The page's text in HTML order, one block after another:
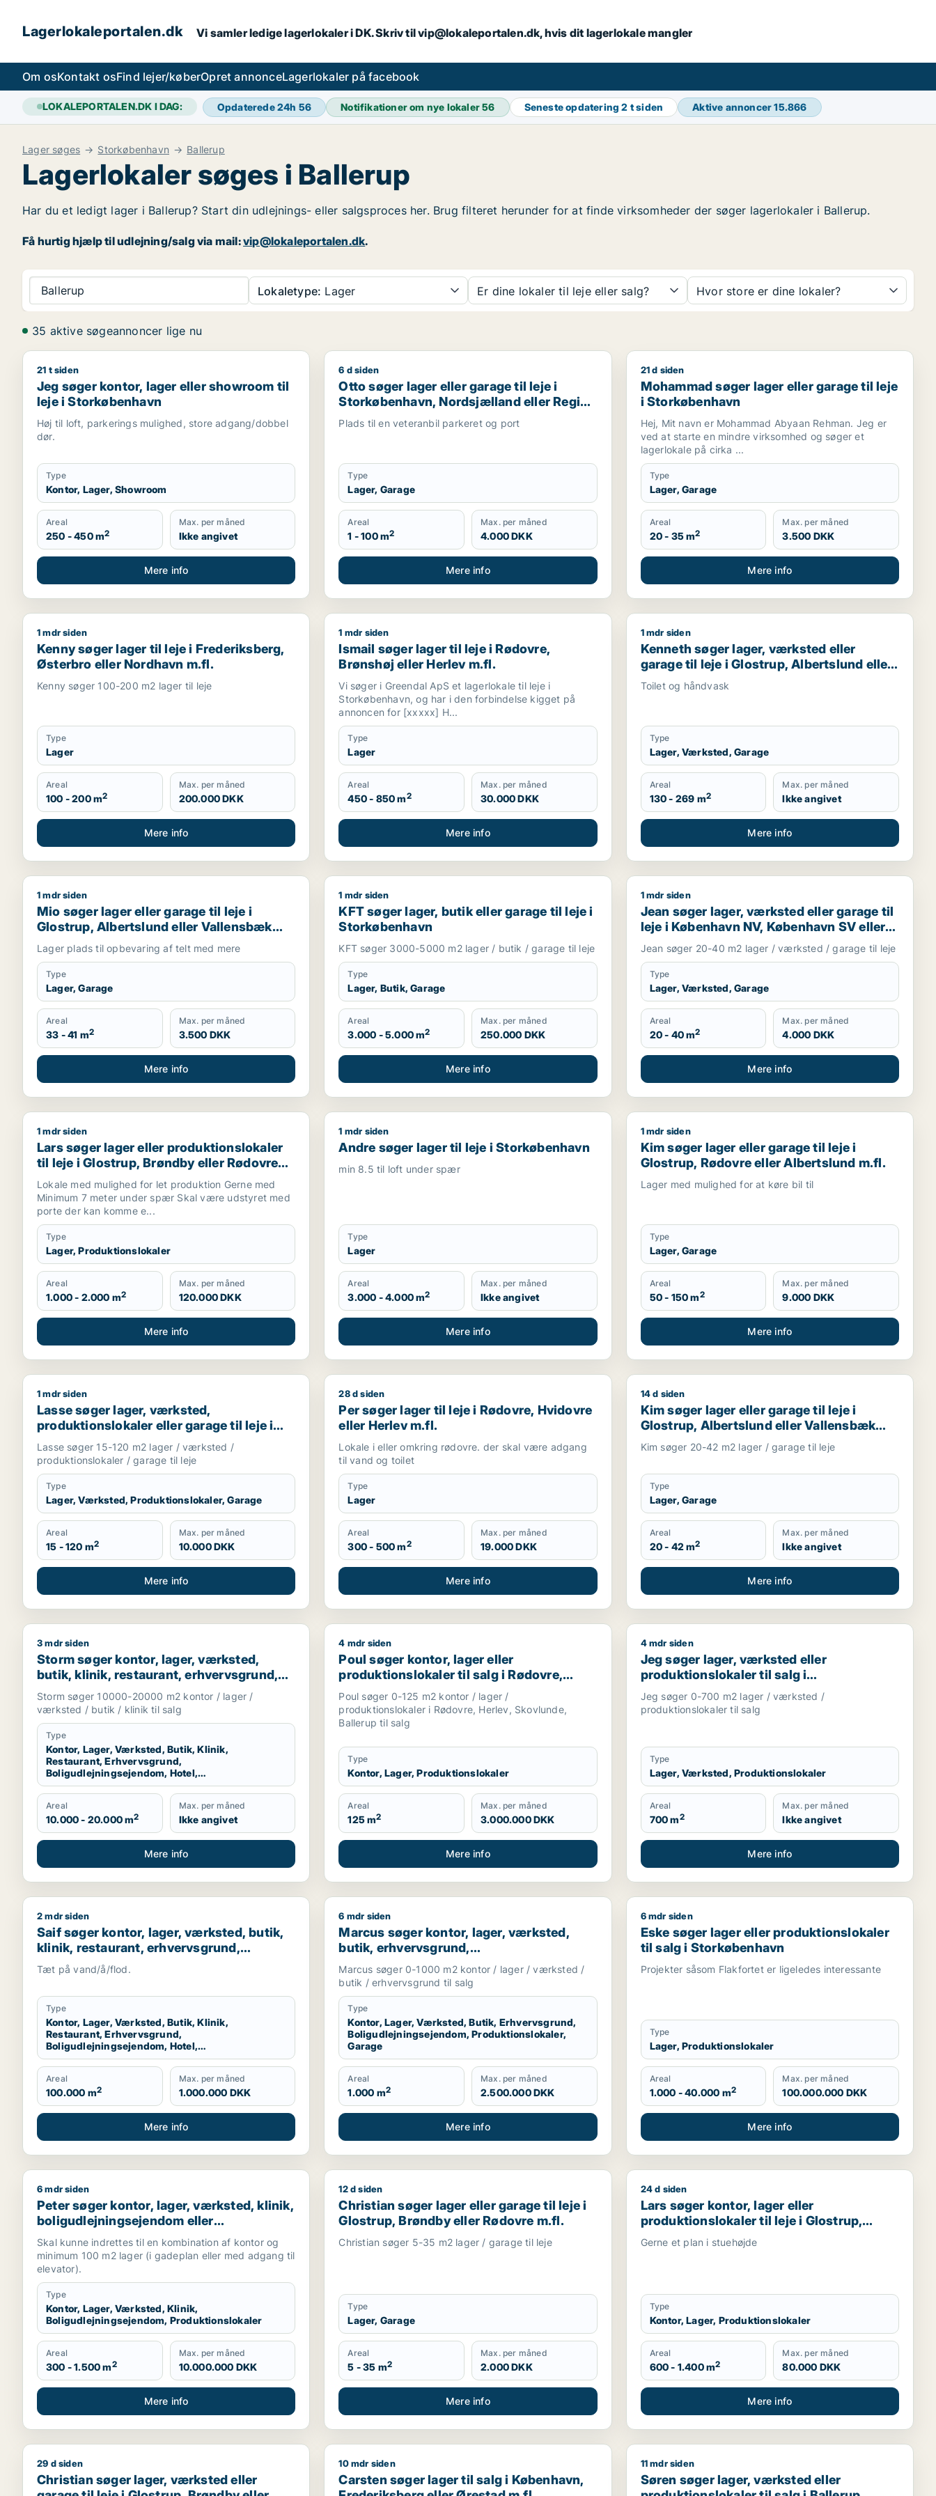
Lagerlokaleportalen.dk Vi samler ledige lagerlokaler i DK. Skriv til vip@lokaleportalen.dk, hvis dit lagerlokale mangler
Om osKontakt osFind lejer/køberOpret annonceLagerlokaler på facebook
LOKALEPORTALEN.DK I DAG: Opdaterede 24h 56 Notifikationer om nye lokaler56 Seneste opdatering2 t siden Aktive annoncer15.866
Lager søges Storkøbenhavn Ballerup
Lagerlokaler søges i Ballerup
Har du et ledigt lager i Ballerup? Start din udlejnings- eller salgsproces her. Brug filteret herunder for at finde virksomheder der søger lagerlokaler i Ballerup.
Få hurtig hjælp til udlejning/salg via mail:vip@lokaleportalen.dk.
Ballerup Lokaletype: Lager Er dine lokaler til leje eller salg? Hvor store er dine lokaler?
35 aktive søgeannoncer lige nu
Jeg søger kontor, lager eller showroom til leje i Storkøbenhavn
21 t siden
Jeg søger kontor, lager eller showroom til
leje i Storkøbenhavn
Høj til loft, parkerings mulighed, store adgang/dobbel
dør.
Type
Kontor, Lager, Showroom
Areal
250 - 450 m2
Max. per måned
Ikke angivet
Mere info
Otto søger lager eller garage til leje i Storkøbenhavn, Nordsjælland eller Region Sjælland
6 d siden
Otto søger lager eller garage til leje i
Storkøbenhavn, Nordsjælland eller Region
Sjælland
Plads til en veteranbil parkeret og port
Type
Lager, Garage
Areal
1 - 100 m2
Max. per måned
4.000 DKK
Mere info
Mohammad søger lager eller garage til leje i
21 d siden
Mohammad søger lager eller garage til leje
i Storkøbenhavn
Hej, Mit navn er Mohammad Abyaan Rehman. Jeg er
ved at starte en mindre virksomhed og søger et
lagerlokale på cirka ...
Type
Lager, Garage
Areal
20 - 35 m2
Max. per måned
3.500 DKK
Mere info
Kenny søger lager til leje i Frederiksberg, Østerbro eller Nordhavn m.fl.
1 mdr siden
Kenny søger lager til leje i Frederiksberg,
Østerbro eller Nordhavn m.fl.
Kenny søger 100-200 m2 lager til leje
Type
Lager
Areal
100 - 200 m2
Max. per måned
200.000 DKK
Mere info
Ismail søger lager til leje i Rødovre, Brønshøj eller Herlev m.fl.
1 mdr siden
Ismail søger lager til leje i Rødovre,
Brønshøj eller Herlev m.fl.
Vi søger i Greendal ApS et lagerlokale til leje i
Storkøbenhavn, og har i den forbindelse kigget på
annoncen for [xxxxx] H...
Type
Lager
Areal
450 - 850 m2
Max. per måned
30.000 DKK
Mere info
Kenneth søger lager, værksted eller garage til leje i
1 mdr siden
Kenneth søger lager, værksted eller
garage til leje i Glostrup, Albertslund eller
Vallensbæk m.fl.
Toilet og håndvask
Type
Lager, Værksted, Garage
Areal
130 - 269 m2
Max. per måned
Ikke angivet
Mere info
Mio søger lager eller garage til leje i Glostrup, Albertslund eller Vallensbæk m.fl.
1 mdr siden
Mio søger lager eller garage til leje i
Glostrup, Albertslund eller Vallensbæk
m.fl.
Lager plads til opbevaring af telt med mere
Type
Lager, Garage
Areal
33 - 41 m2
Max. per måned
3.500 DKK
Mere info
KFT søger lager, butik eller garage til leje i Storkøbenhavn
1 mdr siden
KFT søger lager, butik eller garage til leje i
Storkøbenhavn
KFT søger 3000-5000 m2 lager / butik / garage til leje
Type
Lager, Butik, Garage
Areal
3.000 - 5.000 m2
Max. per måned
250.000 DKK
Mere info
Jean søger lager, værksted eller garage til leje i
1 mdr siden
Jean søger lager, værksted eller garage til
leje i København NV, København SV eller
Valby m.fl.
Jean søger 20-40 m2 lager / værksted / garage til leje
Type
Lager, Værksted, Garage
Areal
20 - 40 m2
Max. per måned
4.000 DKK
Mere info
Lars søger lager eller produktionslokaler til leje i Glostrup, Brøndby eller Rødovre m.fl.
1 mdr siden
Lars søger lager eller produktionslokaler
til leje i Glostrup, Brøndby eller Rødovre
m.fl.
Lokale med mulighed for let produktion Gerne med
Minimum 7 meter under spær Skal være udstyret med
porte der kan komme e...
Type
Lager, Produktionslokaler
Areal
1.000 - 2.000 m2
Max. per måned
120.000 DKK
Mere info
Andre søger lager til leje i Storkøbenhavn
1 mdr siden
Andre søger lager til leje i Storkøbenhavn
min 8.5 til loft under spær
Type
Lager
Areal
3.000 - 4.000 m2
Max. per måned
Ikke angivet
Mere info
Kim søger lager eller garage til leje i Glostrup,
1 mdr siden
Kim søger lager eller garage til leje i
Glostrup, Rødovre eller Albertslund m.fl.
Lager med mulighed for at køre bil til
Type
Lager, Garage
Areal
50 - 150 m2
Max. per måned
9.000 DKK
Mere info
Lasse søger lager, værksted, produktionslokaler eller garage til leje i Storkøbenhavn
1 mdr siden
Lasse søger lager, værksted,
produktionslokaler eller garage til leje i
Storkøbenhavn
Lasse søger 15-120 m2 lager / værksted /
produktionslokaler / garage til leje
Type
Lager, Værksted, Produktionslokaler, Garage
Areal
15 - 120 m2
Max. per måned
10.000 DKK
Mere info
Per søger lager til leje i Rødovre, Hvidovre eller Herlev m.fl.
28 d siden
Per søger lager til leje i Rødovre, Hvidovre
eller Herlev m.fl.
Lokale i eller omkring rødovre. der skal være adgang
til vand og toilet
Type
Lager
Areal
300 - 500 m2
Max. per måned
19.000 DKK
Mere info
Kim søger lager eller garage til leje i Glostrup,
14 d siden
Kim søger lager eller garage til leje i
Glostrup, Albertslund eller Vallensbæk
m.fl.
Kim søger 20-42 m2 lager / garage til leje
Type
Lager, Garage
Areal
20 - 42 m2
Max. per måned
Ikke angivet
Mere info
Storm søger kontor, lager, værksted, butik, klinik, restaurant, erhvervsgrund, boligudlejningsejendom, hotel, produktionslokaler eller garage til salg i Vallensbæk,
3 mdr siden
Storm søger kontor, lager, værksted,
butik, klinik, restaurant, erhvervsgrund,
boligudlejningsejendom, hotel,
produktionslokaler eller garage til salg i
Vallensbæk, Ballerup eller Allerød m.fl.
Storm søger 10000-20000 m2 kontor / lager /
værksted / butik / klinik til salg
Type
Kontor, Lager, Værksted, Butik, Klinik,
Restaurant, Erhvervsgrund,
Boligudlejningsejendom, Hotel,
Produktionslokaler, Garage
Areal
10.000 - 20.000 m2
Max. per måned
Ikke angivet
Mere info
Poul søger kontor, lager eller produktionslokaler til salg i Rødovre, Herlev eller Skovlunde m.fl.
4 mdr siden
Poul søger kontor, lager eller
produktionslokaler til salg i Rødovre,
Herlev eller Skovlunde m.fl.
Poul søger 0-125 m2 kontor / lager /
produktionslokaler i Rødovre, Herlev, Skovlunde,
Ballerup til salg
Type
Kontor, Lager, Produktionslokaler
Areal
125 m2
Max. per måned
3.000.000 DKK
Mere info
Jeg søger lager, værksted eller produktionslokaler til
4 mdr siden
Jeg søger lager, værksted eller
produktionslokaler til salg i
Storkøbenhavn
Jeg søger 0-700 m2 lager / værksted /
produktionslokaler til salg
Type
Lager, Værksted, Produktionslokaler
Areal
700 m2
Max. per måned
Ikke angivet
Mere info
Saif søger kontor, lager, værksted, butik, klinik, restaurant, erhvervsgrund, boligudlejningsejendom, hotel, produktionslokaler eller garage til salg i Storkøbenhavn
2 mdr siden
Saif søger kontor, lager, værksted, butik,
klinik, restaurant, erhvervsgrund,
boligudlejningsejendom, hotel,
produktionslokaler eller garage til salg i
Storkøbenhavn
Tæt på vand/å/flod.
Type
Kontor, Lager, Værksted, Butik, Klinik,
Restaurant, Erhvervsgrund,
Boligudlejningsejendom, Hotel,
Produktionslokaler, Garage
Areal
100.000 m2
Max. per måned
1.000.000 DKK
Mere info
Marcus søger kontor, lager, værksted, butik, erhvervsgrund, boligudlejningsejendom, produktionslokaler eller
6 mdr siden
Marcus søger kontor, lager, værksted,
butik, erhvervsgrund,
boligudlejningsejendom,
produktionslokaler eller garage til salg i
Storkøbenhavn
Marcus søger 0-1000 m2 kontor / lager / værksted /
butik / erhvervsgrund til salg
Type
Kontor, Lager, Værksted, Butik, Erhvervsgrund,
Boligudlejningsejendom, Produktionslokaler,
Garage
Areal
1.000 m2
Max. per måned
2.500.000 DKK
Mere info
Eske søger lager eller produktionslokaler til salg i
6 mdr siden
Eske søger lager eller produktionslokaler
til salg i Storkøbenhavn
Projekter såsom Flakfortet er ligeledes interessante
Type
Lager, Produktionslokaler
Areal
1.000 - 40.000 m2
Max. per måned
100.000.000 DKK
Mere info
Peter søger kontor, lager, værksted, klinik, boligudlejningsejendom eller produktionslokaler til salg i Frederiksberg, Østerbro eller Nordhavn m.fl.
6 mdr siden
Peter søger kontor, lager, værksted, klinik,
boligudlejningsejendom eller
produktionslokaler til salg i Frederiksberg,
Østerbro eller Nordhavn m.fl.
Skal kunne indrettes til en kombination af kontor og
minimum 100 m2 lager (i gadeplan eller med adgang til
elevator).
Type
Kontor, Lager, Værksted, Klinik,
Boligudlejningsejendom, Produktionslokaler
Areal
300 - 1.500 m2
Max. per måned
10.000.000 DKK
Mere info
Christian søger lager eller garage til leje i Glostrup, Brøndby eller Rødovre m.fl.
12 d siden
Christian søger lager eller garage til leje i
Glostrup, Brøndby eller Rødovre m.fl.
Christian søger 5-35 m2 lager / garage til leje
Type
Lager, Garage
Areal
5 - 35 m2
Max. per måned
2.000 DKK
Mere info
Lars søger kontor, lager eller produktionslokaler til
24 d siden
Lars søger kontor, lager eller
produktionslokaler til leje i Glostrup,
Rødovre eller Albertslund m.fl.
Gerne et plan i stuehøjde
Type
Kontor, Lager, Produktionslokaler
Areal
600 - 1.400 m2
Max. per måned
80.000 DKK
Mere info
Christian søger lager, værksted eller garage til leje i Glostrup, Brøndby eller Rødovre m.fl.
29 d siden
Christian søger lager, værksted eller
Carsten søger lager til salg i København, Frederiksberg eller Ørestad m.fl.
10 mdr siden
Carsten søger lager til salg i København,
Søren søger lager, værksted eller produktionslokaler
11 mdr siden
Søren søger lager, værksted eller